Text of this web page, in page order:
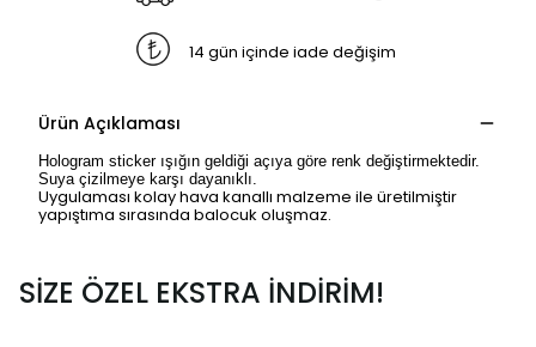
14 gün içinde iade değişim
Ürün Açıklaması
Hologram sticker ışığın geldiği açıya göre renk değiştirmektedir.
Suya çizilmeye karşı dayanıklı.
Uygulaması kolay hava kanallı malzeme ile üretilmiştir
yapıştıma sırasında balocuk oluşmaz.
SİZE ÖZEL EKSTRA İNDİRİM!